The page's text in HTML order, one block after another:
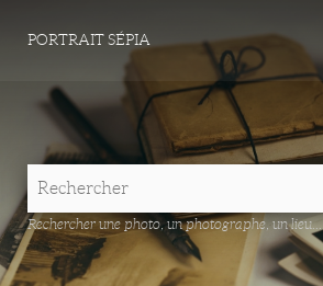
PORTRAIT SÉPIA
Rechercher une photo, un photographe, un lieu...